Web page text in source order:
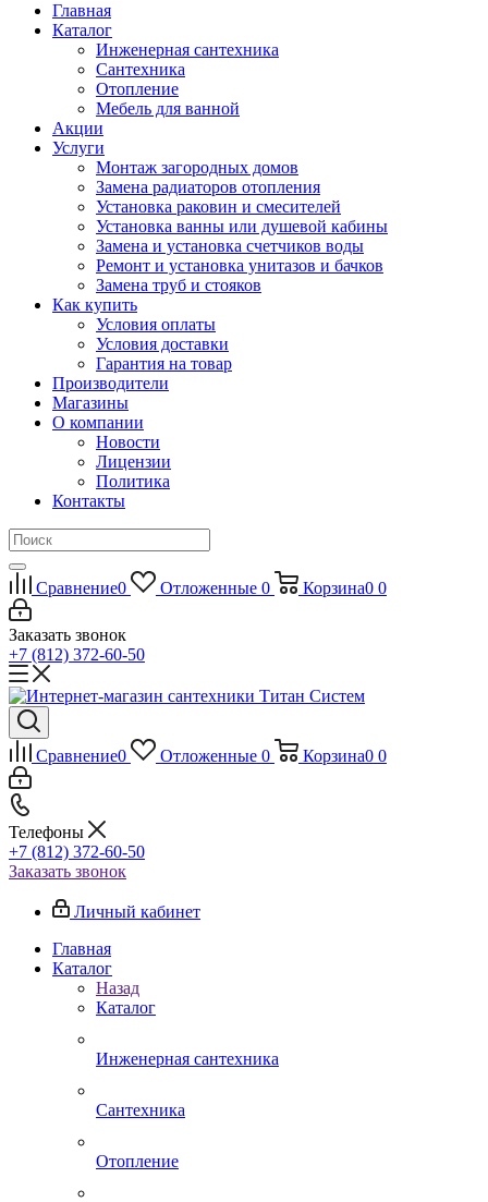
Главная
Каталог
Инженерная сантехника
Сантехника
Отопление
Мебель для ванной
Акции
Услуги
Монтаж загородных домов
Замена радиаторов отопления
Установка раковин и смесителей
Установка ванны или душевой кабины
Замена и установка счетчиков воды
Ремонт и установка унитазов и бачков
Замена труб и стояков
Как купить
Условия оплаты
Условия доставки
Гарантия на товар
Производители
Магазины
О компании
Новости
Лицензии
Политика
Контакты
Сравнение0 Отложенные 0 Корзина0 0
Заказать звонок
+7 (812) 372-60-50
Сравнение0 Отложенные 0 Корзина0 0
Телефоны
+7 (812) 372-60-50
Заказать звонок
Личный кабинет
Главная
Каталог
Назад
Каталог
Инженерная сантехника
Сантехника
Отопление